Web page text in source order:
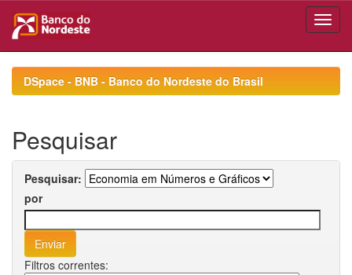
navigationDSpace - BNB - Banco do Nordeste do Brasil
Pesquisar
Pesquisar:
por
Filtros correntes: